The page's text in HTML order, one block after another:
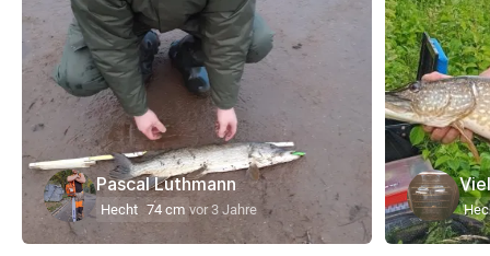
Pascal Luthmann
Hecht 74 cm vor 3 Jahre